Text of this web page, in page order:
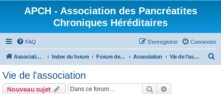
APCH - Association des Pancréatites
Chroniques Héréditaires
FAQ Connexion
S’enregistrer
Association des Pancréatites Chroniques Héréditaires Index du forum Forum de l'APCH Association Vie de l'association
Vie de l'association
Nouveau sujet Rechercher